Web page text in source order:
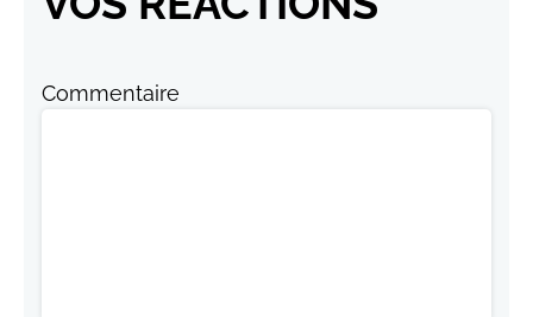
Commentaire